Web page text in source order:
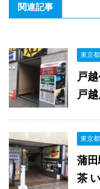
関連記事
東京都
戸
戸
東京都
蒲
茶